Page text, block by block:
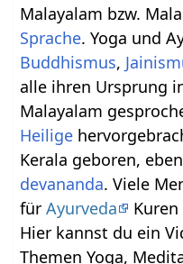
Malayalam bzw.
Sprache. Yoga und
Buddhismus,
alle ihren Ursprung
Malayalam
Heilige
Kerala geboren,
devananda. Viele
fürAyurveda
Hier kannst du ein
Themen Yoga,